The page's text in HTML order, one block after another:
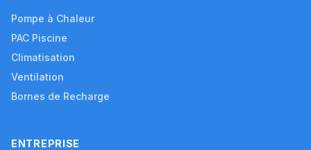
Pompe à Chaleur
PAC Piscine
Climatisation
Ventilation
Bornes de Recharge
ENTREPRISE